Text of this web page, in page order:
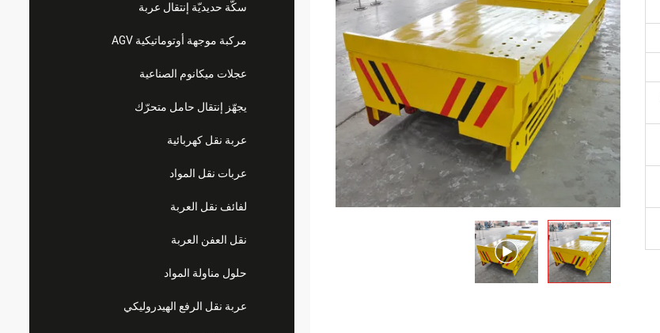
سكّة حديديّة إنتقال عربة
مركبة موجهة أوتوماتيكية AGV
عجلات ميكانوم الصناعية
يجهّز إنتقال حامل متحرّك
عربة نقل كهربائية
عربات نقل المواد
لفائف نقل العربة
نقل العفن العربة
حلول مناولة المواد
عربة نقل الرفع الهيدروليكي